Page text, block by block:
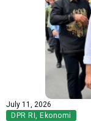
July 11, 2026
DPR RI , Ekonomi